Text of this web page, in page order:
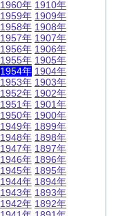
1960年
1959年
1958年
1957年
1956年
1955年
1954年
1953年
1952年
1951年
1950年
1949年
1948年
1947年
1946年
1945年
1944年
1943年
1942年
1910年
1909年
1908年
1907年
1906年
1905年
1904年
1903年
1902年
1901年
1900年
1899年
1898年
1897年
1896年
1895年
1894年
1893年
1892年